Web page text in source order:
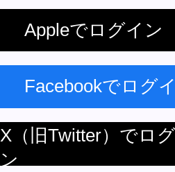
Appleでログイン
Facebookでログ
X（旧Twitter）でロ
ン